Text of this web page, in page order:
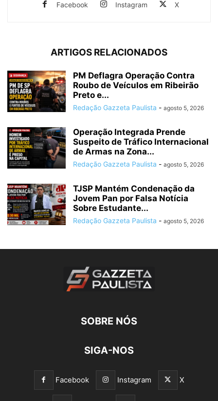
Facebook Instagram X
ARTIGOS RELACIONADOS
PM Deflagra Operação Contra
Roubo de Veículos em Ribeirão
Preto e...
Redação Gazzeta Paulista - agosto 5, 2026
Operação Integrada Prende
Suspeito de Tráfico Internacional
de Armas na Zona...
Redação Gazzeta Paulista - agosto 5, 2026
TJSP Mantém Condenação da
Jovem Pan por Falsa Notícia
Sobre Estudante...
Redação Gazzeta Paulista - agosto 5, 2026
SOBRE NÓS
SIGA-NOS
Facebook Instagram X